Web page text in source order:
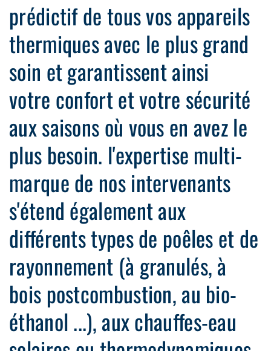
prédictif de tous vos appareils
thermiques avec le plus grand
soin et garantissent ainsi
votre confort et votre sécurité
aux saisons où vous en avez le
plus besoin. l'expertise multi-
marque de nos intervenants
s'étend également aux
différents types de poêles et de
rayonnement (à granulés, à
bois postcombustion, au bio-
éthanol ...), aux chauffes-eau